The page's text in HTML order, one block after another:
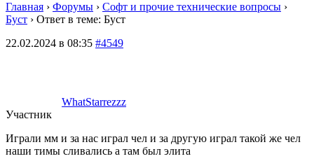
Главная › Форумы › Софт и прочие технические вопросы ›
Буст › Ответ в теме: Буст
22.02.2024 в 08:35 #4549
WhatStarrezzz
Участник
Играли мм и за нас играл чел и за другую играл такой же чел
наши тимы сливались а там был элита